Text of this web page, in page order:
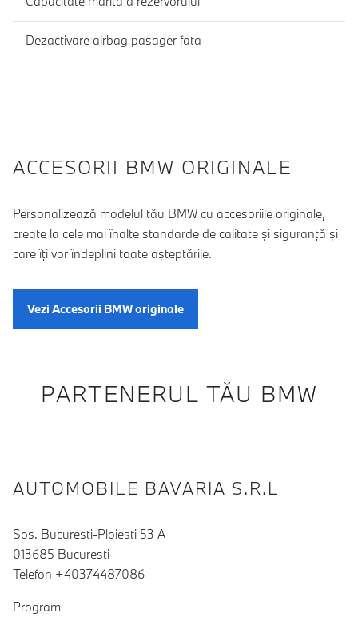
Dezactivare airbag pasager fata
ACCESORII BMW ORIGINALE
Personalizează modelul tău BMW cu accesoriile originale,
create la cele mai înalte standarde de calitate şi siguranţă şi
care îţi vor îndeplini toate aşteptările.
Vezi Accesorii BMW originale
PARTENERUL TĂU BMW
AUTOMOBILE BAVARIA S.R.L
Sos. Bucuresti-Ploiesti 53 A
013685 Bucuresti
Telefon +40374487086
Program